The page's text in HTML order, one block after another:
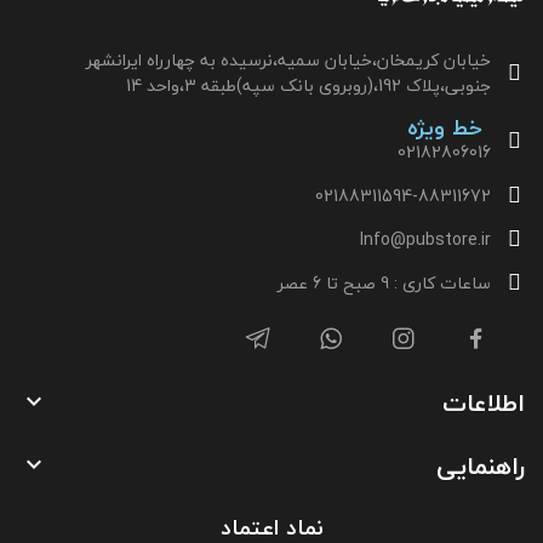
خیابان کریمخان،خیابان سمیه،نرسیده به چهارراه ایرانشهر
جنوبی،پلاک 192،(روبروی بانک سپه)طبقه 3،واحد 14
خط ویژه
02182806016
02188311594-88311672
Info@pubstore.ir
ساعات کاری : 9 صبح تا 6 عصر
اطلاعات 
راهنمایی 
نماد اعتماد